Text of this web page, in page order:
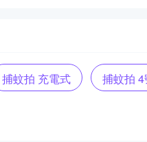
捕蚊拍 充電式 捕蚊拍